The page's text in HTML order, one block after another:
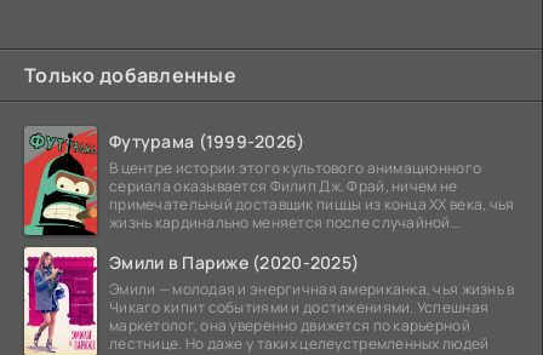
Только добавленные
Футурама (1999-2026)
В центре истории этого культового анимационного
сериала оказывается Филип Дж. Фрай, ничем не
примечательный доставщик пиццы из конца XX века, чья
жизнь кардинально меняется после случайной
Эмили в Париже (2020-2025)
Эмили — молодая и энергичная американка, чья жизнь в
Чикаго кипит событиями и достижениями. Успешная
маркетолог, она уверенно движется по карьерной
лестнице. Но даже у таких целеустремленных людей